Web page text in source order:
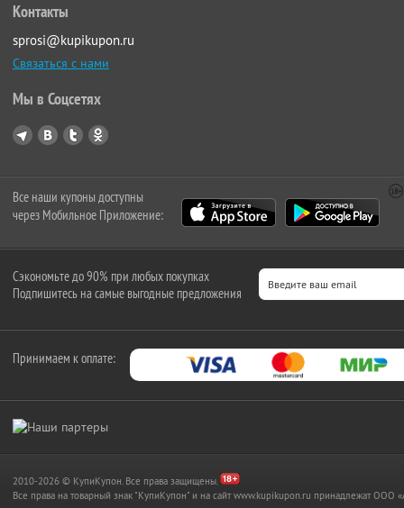
Контакты
sprosi@kupikupon.ru
Связаться с нами
Мы в Соцсетях
Все наши купоны доступны
через Мобильное Приложение:
Сэкономьте до 90% при любых покупках
Подпишитесь на самые выгодные предложения
Принимаем к оплате:
2010-2026 © КупиКупон. Все права защищены.
Все права на товарный знак "КупиКупон" и на сайт www.kupikupon.ru принадлежат